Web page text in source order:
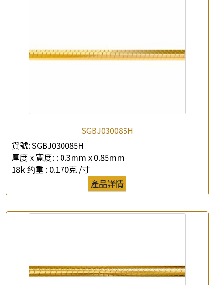
SGBJ030085H
貨號: SGBJ030085H
厚度 x 寬度: : 0.3mm x 0.85mm
18k 约重 : 0.170克 /寸
產品詳情